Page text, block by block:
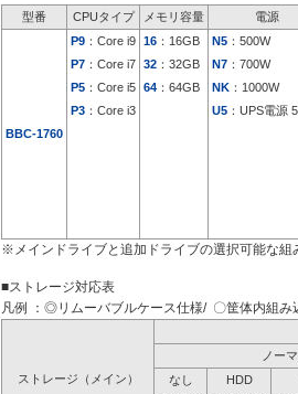
型番 CPUタイプ メモリ容量 電源
BBC-1760
P9 ：Core i9 16 ：16GB N5 ：500W
P7 ：Core i7 32 ：32GB N7 ：700W
P5 ：Core i5 64 ：64GB NK ：1000W
P3 ：Core i3 U5 ：UPS電源
※メインドライブと追加ドライブの選択可能な
■ストレージ対応表
凡例 ：◎リムーバブルケース仕様/ 〇筐体内組み
ノー
ストレージ（メイン）
なし HDD